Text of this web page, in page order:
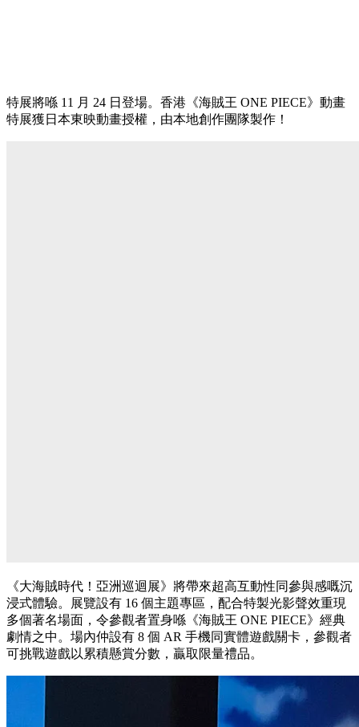
特展將喺 11 月 24 日登場。香港《海賊王 ONE PIECE》動畫
特展獲日本東映動畫授權，由本地創作團隊製作！
《大海賊時代！亞洲巡迴展》將帶來超高互動性同參與感嘅沉
浸式體驗。展覽設有 16 個主題專區，配合特製光影聲效重現
多個著名場面，令參觀者置身喺《海賊王 ONE PIECE》經典
劇情之中。場內仲設有 8 個 AR 手機同實體遊戲關卡，參觀者
可挑戰遊戲以累積懸賞分數，贏取限量禮品。